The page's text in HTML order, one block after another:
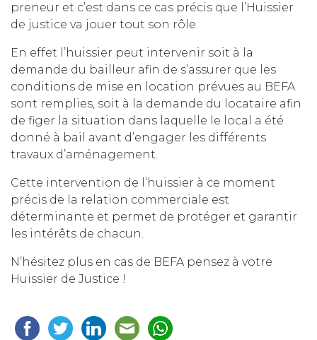
preneur et c’est dans ce cas précis que l’Huissier
de justice va jouer tout son rôle.
En effet l’huissier peut intervenir soit à la
demande du bailleur afin de s’assurer que les
conditions de mise en location prévues au BEFA
sont remplies, soit à la demande du locataire afin
de figer la situation dans laquelle le local a été
donné à bail avant d’engager les différents
travaux d’aménagement.
Cette intervention de l’huissier à ce moment
précis de la relation commerciale est
déterminante et permet de protéger et garantir
les intérêts de chacun.
N’hésitez plus en cas de BEFA pensez à votre
Huissier de Justice !